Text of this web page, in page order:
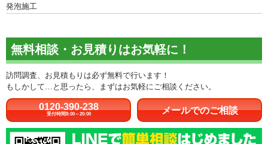
発泡施工
無料相談・お見積りはお気軽に！
訪問調査、お見積もりは必ず無料で行います！
もしかして…と思ったら、まずはお気軽にご相談ください。
0120-390-238
受付時間8:00～20:00 メールでのご相談